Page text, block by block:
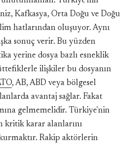
Kafkasya, Orta Doğu ve Doğu
hatlarından oluşuyor. Aynı
sonuç verir. Bu yüzden
yerine dosya bazlı esneklik
ilişkiler bu dosyanın
, AB, ABD veya bölgesel
avantaj sağlar. Fakat
gelmemelidir. Türkiye'nin
kritik karar alanlarını
Rakip aktörlerin